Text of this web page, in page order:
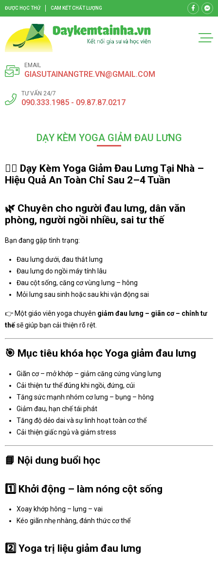
ĐƯỢC HỌC THỬ CAM KẾT CHẤT LƯỢNG
EMAIL
GIASUTAINANGTRE.VN@GMAIL.COM
TƯ VẤN 24/7
090.333.1985 - 09.87.87.0217
DẠY KÈM YOGA GIẢM ĐAU LƯNG
🧘‍♂️ Dạy Kèm Yoga Giảm Đau Lưng Tại Nhà –
Hiệu Quả An Toàn Chỉ Sau 2–4 Tuần
🌿 Chuyên cho người đau lưng, dân văn
phòng, người ngồi nhiều, sai tư thế
Bạn đang gặp tình trạng:
Đau lưng dưới, đau thắt lưng
Đau lưng do ngồi máy tính lâu
Đau cột sống, căng cơ vùng lưng – hông
Mỏi lưng sau sinh hoặc sau khi vận động sai
👉 Một giáo viên yoga chuyên giảm đau lưng – giãn cơ – chỉnh tư
thếsẽ giúp bạn cải thiện rõ rệt.
🎯 Mục tiêu khóa học Yoga giảm đau lưng
Giãn cơ – mở khớp – giảm căng cứng vùng lưng
Cải thiện tư thế đúng khi ngồi, đứng, cúi
Tăng sức mạnh nhóm cơ lưng – bụng – hông
Giảm đau, hạn chế tái phát
Tăng độ dẻo dai và sự linh hoạt toàn cơ thể
Cải thiện giấc ngủ và giảm stress
📘 Nội dung buổi học
1️⃣ Khởi động – làm nóng cột sống
Xoay khớp hông – lưng – vai
Kéo giãn nhẹ nhàng, đánh thức cơ thể
2️⃣ Yoga trị liệu giảm đau lưng